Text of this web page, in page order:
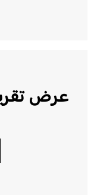
عرض